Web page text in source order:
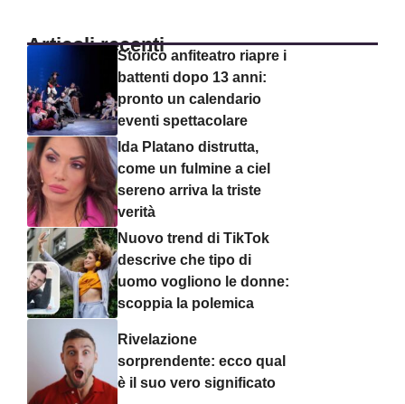
Articoli recentiStorico anfiteatro riapre i
battenti dopo 13 anni:
pronto un calendario
eventi spettacolare
Ida Platano distrutta,
come un fulmine a ciel
sereno arriva la triste
verità
Nuovo trend di TikTok
descrive che tipo di
uomo vogliono le donne:
scoppia la polemica
Rivelazione
sorprendente: ecco qual
è il suo vero significato